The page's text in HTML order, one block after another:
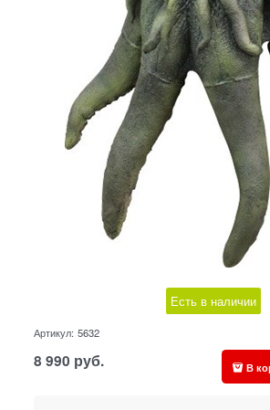
Есть в наличии
Артикул: 5632
8 990 руб. В